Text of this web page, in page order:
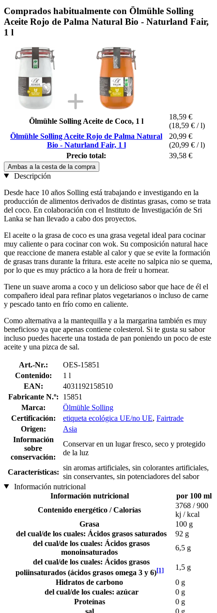
Comprados habitualmente con Ölmühle Solling
Aceite Rojo de Palma Natural Bio - Naturland Fair,
1 l
Ölmühle Solling Aceite de Coco, 1 l
18,59 €
(18,59 € / l)
Ölmühle Solling Aceite Rojo de Palma Natural
Bio - Naturland Fair, 1 l
20,99 €
(20,99 € / l)
Precio total:
39,58 €
Ambas a la cesta de la compra
Descripción
Desde hace 10 años Solling está trabajando e investigando en la
producción de alimentos derivados de distintas grasas, como se trata
del coco. En colaboración con el Instituto de Investigación de Sri
Lanka se han llevado a cabo dos proyectos.
El aceite o la grasa de coco es una grasa vegetal ideal para cocinar
muy caliente o para cocinar con wok. Su composición natural hace
que reaccione de manera estable al calor y que se evite la formación
de grasas trans durante la fritura. este aceite no salpica nio se quema,
por lo que es muy práctico a la hora de freír u hornear.
Tiene un suave aroma a coco y un delicioso sabor que hace de él el
compañero ideal para refinar platos vegetarianos o incluso de carne
y pescado tanto en frío como en caliente.
Como alternativa a la mantequilla y a la margarina también es muy
beneficioso ya que apenas contiene colesterol. Si te gusta su sabor
incluso puedes hacerte una tostada de pan poniendo un poco de este
aceite y una pizca de sal.
Art.-Nr.:
OES-15851
Contenido:
1 l
EAN:
4031192158510
Fabricante N.º:
15851
Marca:
Ölmühle Solling
Certificación:
etiqueta ecológica UE/no UE, Fairtrade
Origen:
Asia
Información
sobre
conservación:
Conservar en un lugar fresco, seco y protegido
de la luz
Características:
sin aromas artificiales, sin colorantes artificiales,
sin conservantes, sin potenciadores del sabor
Información nutricional
Información nutricional
por 100 ml
Contenido energético / Calorías
3768 / 900
kj / kcal
Grasa
100 g
del cual/de los cuales: Ácidos grasos saturados
92 g
del cual/de los cuales: Ácidos grasos
monoinsaturados
6,5 g
del cual/de los cuales: Ácidos grasos
poliinsaturados (ácidos grasos omega 3 y 6)[1]
1,5 g
Hidratos de carbono
0 g
del cual/de los cuales: azúcar
0 g
Proteínas
0 g
sal
0 g